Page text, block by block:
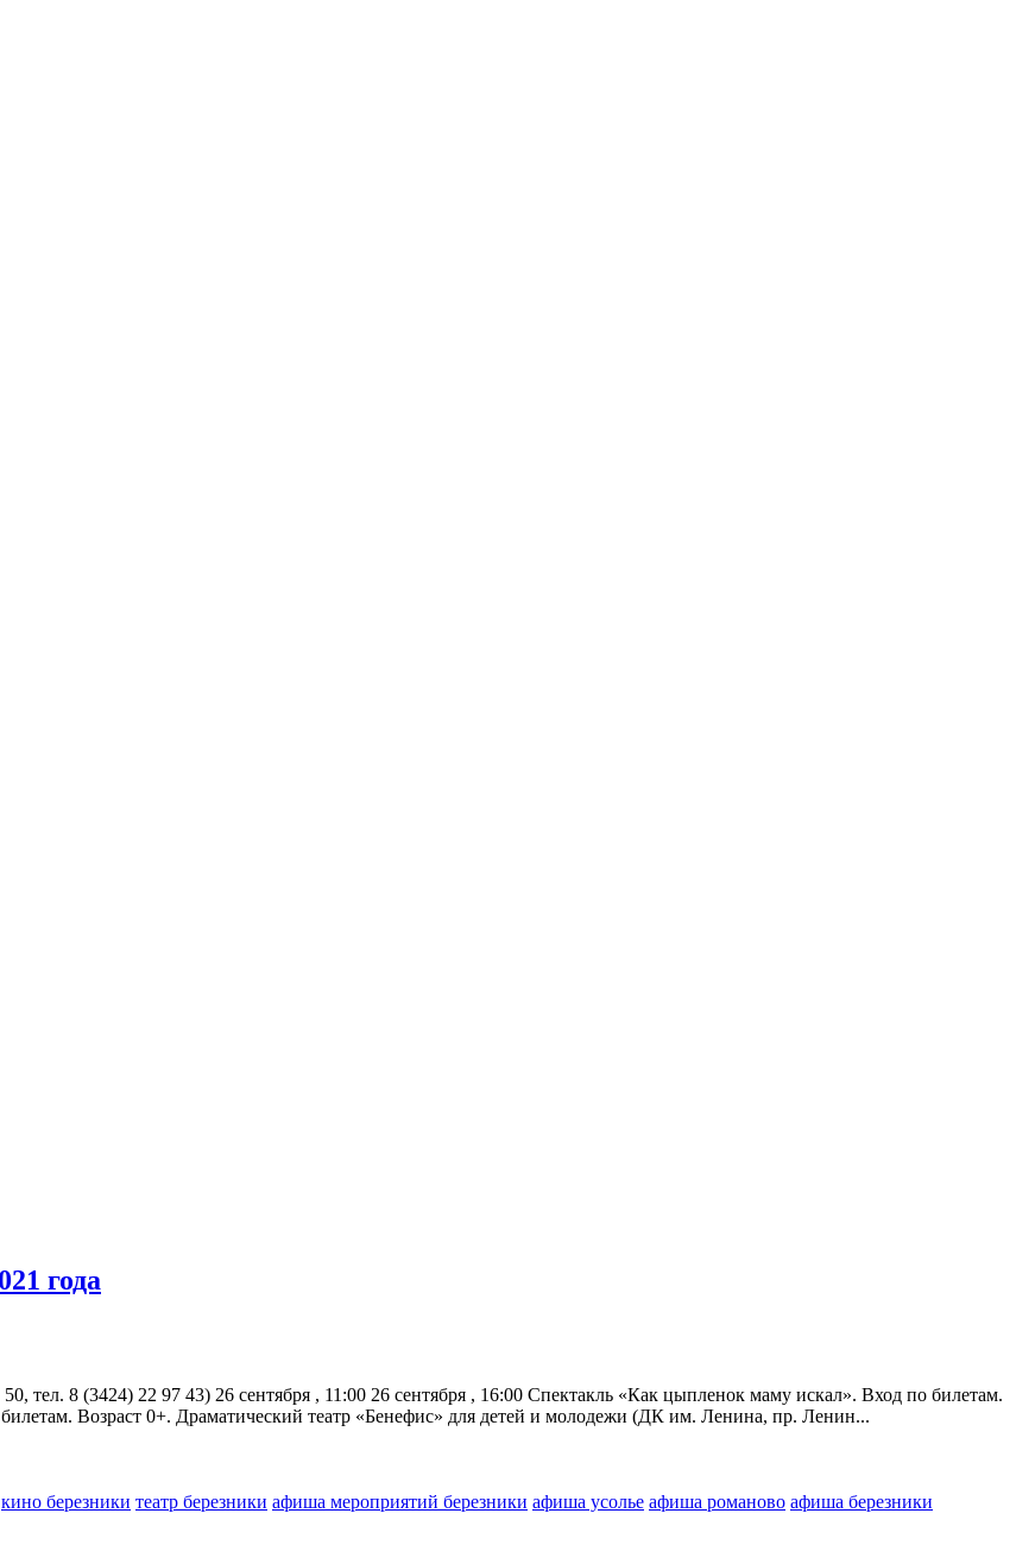
года
тел. 8 (3424) 22 97 43) 26 сентября , 11:00 26 сентября , 16:00 Спектакль «Как цыпленок маму искал». Вход по билетам.
Возраст 0+. Драматический театр «Бенефис» для детей и молодежи (ДК им. Ленина, пр. Ленин...
кино березники театр березники афиша мероприятий березники афиша усолье афиша романово афиша березники